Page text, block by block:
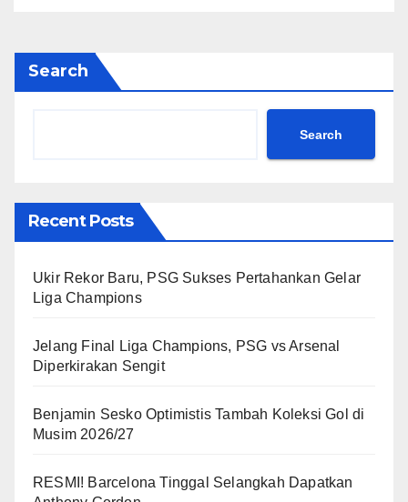
Search
Search
Recent Posts
Ukir Rekor Baru, PSG Sukses Pertahankan Gelar
Liga Champions
Jelang Final Liga Champions, PSG vs Arsenal
Diperkirakan Sengit
Benjamin Sesko Optimistis Tambah Koleksi Gol di
Musim 2026/27
RESMI! Barcelona Tinggal Selangkah Dapatkan